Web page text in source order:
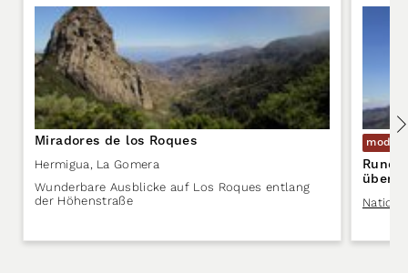
Miradores de los Roques
Hermigua, La Gomera
Wunderbare Ausblicke auf Los Roques entlang
der Höhenstraße
über